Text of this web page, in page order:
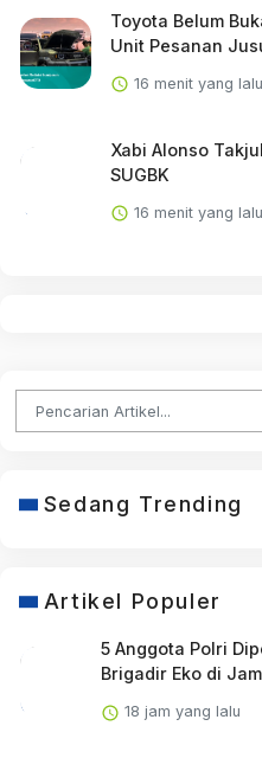
Toyota Belum
Unit Pesanan
16 menit yang lalu
Xabi Alonso
SUGBK
16 menit yang lalu
Sedang Trending
Artikel Populer
5 Anggota Polri
Brigadir Eko di
18 jam yang lalu